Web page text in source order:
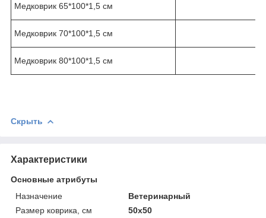
Медковрик 65*100*1,5 см
Медковрик 70*100*1,5 см
Медковрик 80*100*1,5 см
Скрыть
Характеристики
Основные атрибуты
Назначение
Ветеринарный
Размер коврика, см
50х50